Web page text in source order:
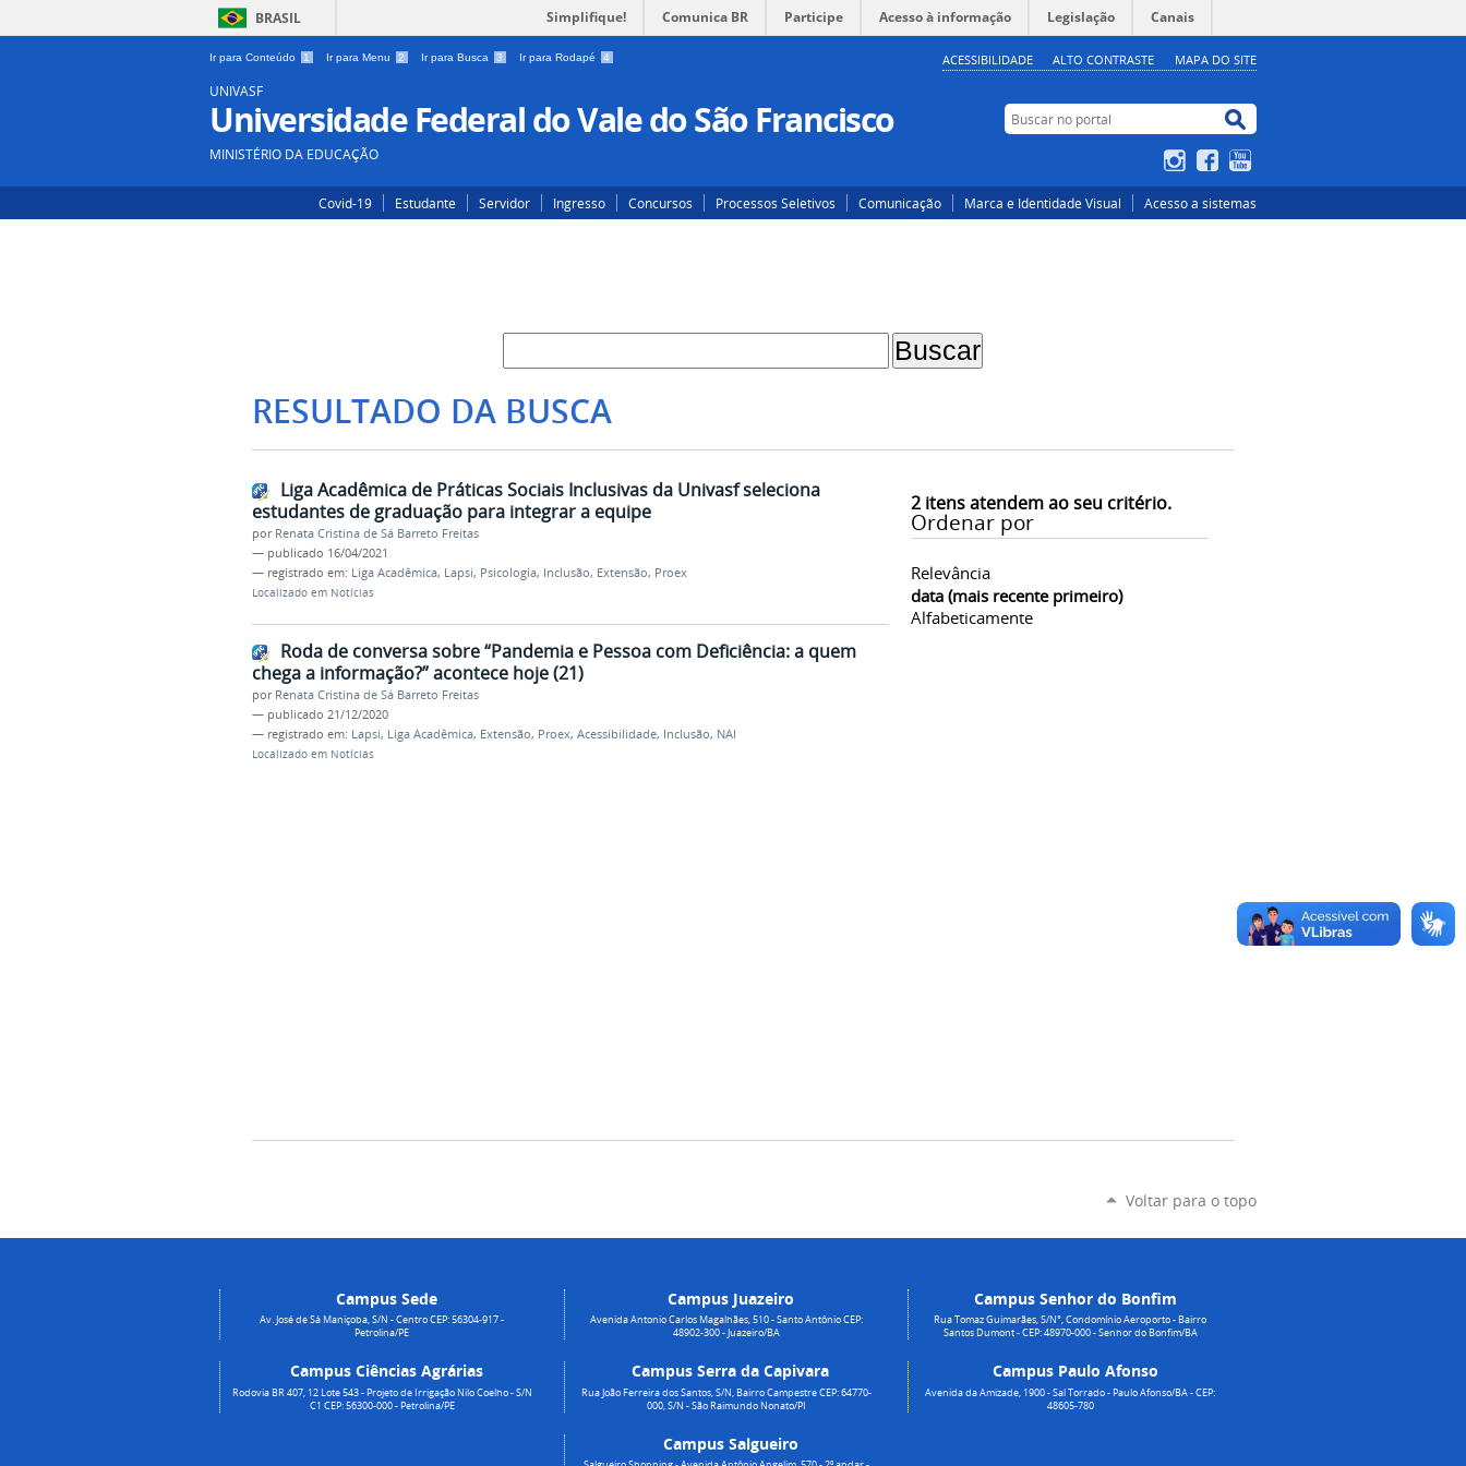
BRASIL Simplifique! Comunica BR Participe Acesso à informação Legislação Canais
Ir para Conteúdo 1 Ir para Menu 2 Ir para Busca 3 Ir para Rodapé 4 ACESSIBILIDADE ALTO CONTRASTE MAPA DO SITE
UNIVASF
Universidade Federal do Vale do São Francisco
MINISTÉRIO DA EDUCAÇÃO
Buscar no portal
Buscar no portal
InstagramFacebook
Covid-19 Estudante Servidor Ingresso Concursos Processos Seletivos Comunicação Marca e Identidade Visual Acesso a sistemas
RESULTADO DA BUSCA
2itens atendem ao seu critério.
Ordenar por
Relevância
data (mais recente primeiro)
Alfabeticamente
Liga Acadêmica de Práticas Sociais Inclusivas da Univasf seleciona
estudantes de graduação para integrar a equipe
por Renata Cristina de Sá Barreto Freitas
— publicado 16/04/2021
— registrado em: Liga Acadêmica, Lapsi, Psicologia, Inclusão, Extensão, Proex
Localizado em Notícias
Roda de conversa sobre “Pandemia e Pessoa com Deficiência: a quem
chega a informação?” acontece hoje (21)
por Renata Cristina de Sá Barreto Freitas
— publicado 21/12/2020
— registrado em: Lapsi, Liga Acadêmica, Extensão, Proex, Acessibilidade, Inclusão, NAI
Localizado em Notícias
Voltar para o topo
Campus Sede
Av. José de Sá Maniçoba, S/N - Centro CEP: 56304-917 -
Petrolina/PE
Campus Ciências Agrárias
Rodovia BR 407, 12 Lote 543 - Projeto de Irrigação Nilo Coelho - S/N
C1 CEP: 56300-000 - Petrolina/PE
Campus Juazeiro
Avenida Antonio Carlos Magalhães, 510 - Santo Antônio CEP:
48902-300 - Juazeiro/BA
Campus Serra da Capivara
Rua João Ferreira dos Santos, S/N, Bairro Campestre CEP: 64770-
000, S/N - São Raimundo Nonato/PI
Campus Salgueiro
Campus Senhor do Bonfim
Rua Tomaz Guimarães, S/N°, Condomínio Aeroporto - Bairro
Santos Dumont - CEP: 48970-000 - Senhor do Bonfim/BA
Campus Paulo Afonso
Avenida da Amizade, 1900 - Sal Torrado - Paulo Afonso/BA - CEP:
48605-780